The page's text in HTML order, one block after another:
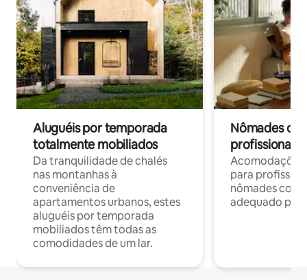
Aluguéis por temporada
totalmente mobiliados
Da tranquilidade de chalés
nas montanhas à
conveniência de
apartamentos urbanos, estes
aluguéis por temporada
mobiliados têm todas as
comodidades de um lar.
Nômades
profissionais
para
nômades com
adequado